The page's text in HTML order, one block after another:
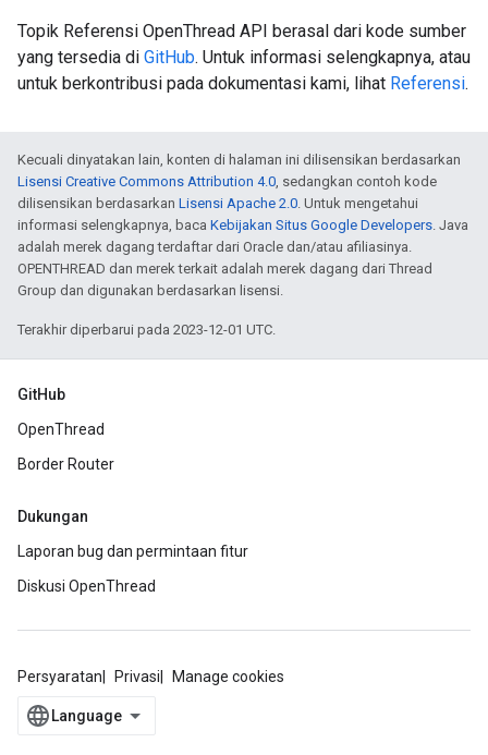
Topik Referensi OpenThread API berasal dari kode sumber
yang tersedia di GitHub. Untuk informasi selengkapnya, atau
untuk berkontribusi pada dokumentasi kami, lihat Referensi.
Kecuali dinyatakan lain, konten di halaman ini dilisensikan berdasarkan
Lisensi Creative Commons Attribution 4.0, sedangkan contoh kode
dilisensikan berdasarkan Lisensi Apache 2.0. Untuk mengetahui
informasi selengkapnya, baca Kebijakan Situs Google Developers. Java
adalah merek dagang terdaftar dari Oracle dan/atau afiliasinya.
OPENTHREAD dan merek terkait adalah merek dagang dari Thread
Group dan digunakan berdasarkan lisensi.
Terakhir diperbarui pada 2023-12-01 UTC.
GitHub
OpenThread
Border Router
Dukungan
Laporan bug dan permintaan fitur
Diskusi OpenThread
Persyaratan Privasi Manage cookies